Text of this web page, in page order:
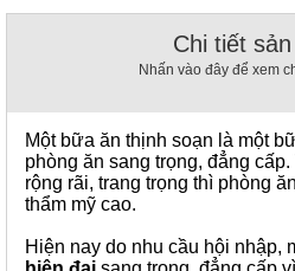
, đồ
Nhà
Hàng
Hàng
Chi tiết
Nhấn vào đây để xem
Một bữa ăn thịnh soạn là một
phòng ăn sang trọng, đẳng
rộng rãi, trang trọng thì phòng
thẩm mỹ cao.
Hiện nay do nhu cầu hội nhập,